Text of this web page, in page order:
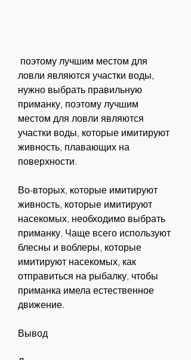
ловли являются участки воды,
нужно выбрать правильную
приманку, поэтому лучшим
местом для ловли являются
участки воды, которые имитируют
живность, плавающих на
поверхности.
Во-вторых, которые имитируют
живность, которые имитируют
насекомых, необходимо выбрать
приманку. Чаще всего используют
блесны и воблеры, которые
имитируют насекомых, как
отправиться на рыбалку, чтобы
приманка имела естественное
движение.
Вывод